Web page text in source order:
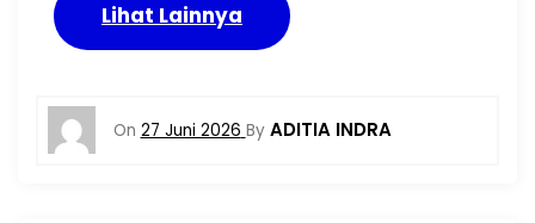
Lihat Lainnya
On 27 Juni 2026 By ADITIA INDRA